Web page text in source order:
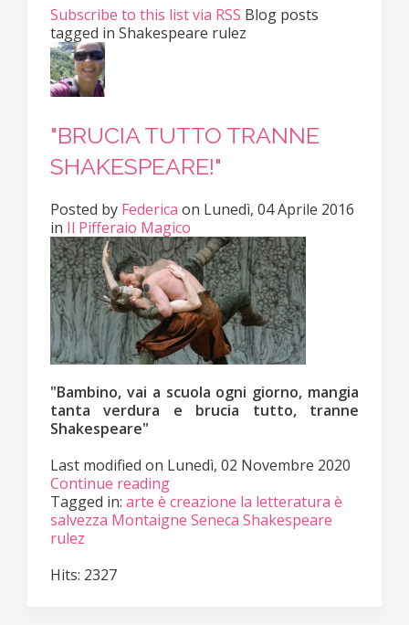
Subscribe to this list via RSS Blog posts
tagged in Shakespeare rulez
"BRUCIA TUTTO TRANNE
SHAKESPEARE!"
Posted by Federica on Lunedì, 04 Aprile 2016
in Il Pifferaio Magico
"Bambino, vai a scuola ogni giorno, mangia
tanta verdura e brucia tutto, tranne
Shakespeare"
Last modified on Lunedì, 02 Novembre 2020
Continue reading
Tagged in: arte è creazione la letteratura è
salvezza Montaigne Seneca Shakespeare
rulez
Hits: 2327